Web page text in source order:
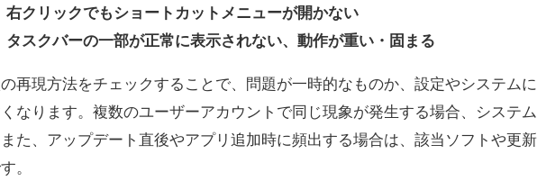
右クリックでもショートカットメニューが開かない
タスクバーの一部が正常に表示されない、動作が重い・固まる
再現方法をチェックすることで、問題が一時的なものか、設定やシステム
なります。複数のユーザーアカウントで同じ現象が発生する場合、システ
た、アップデート直後やアプリ追加時に頻出する場合は、該当ソフトや更
。